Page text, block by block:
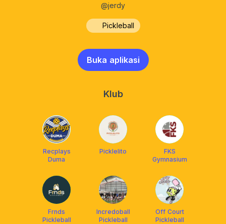
@jerdy
Pickleball
Buka aplikasi
Klub
Recplays
Duma
Picklelito
FKS
Gymnasium
Frnds
Pickleball
Incredoball
Pickleball
Off Court
Pickleball